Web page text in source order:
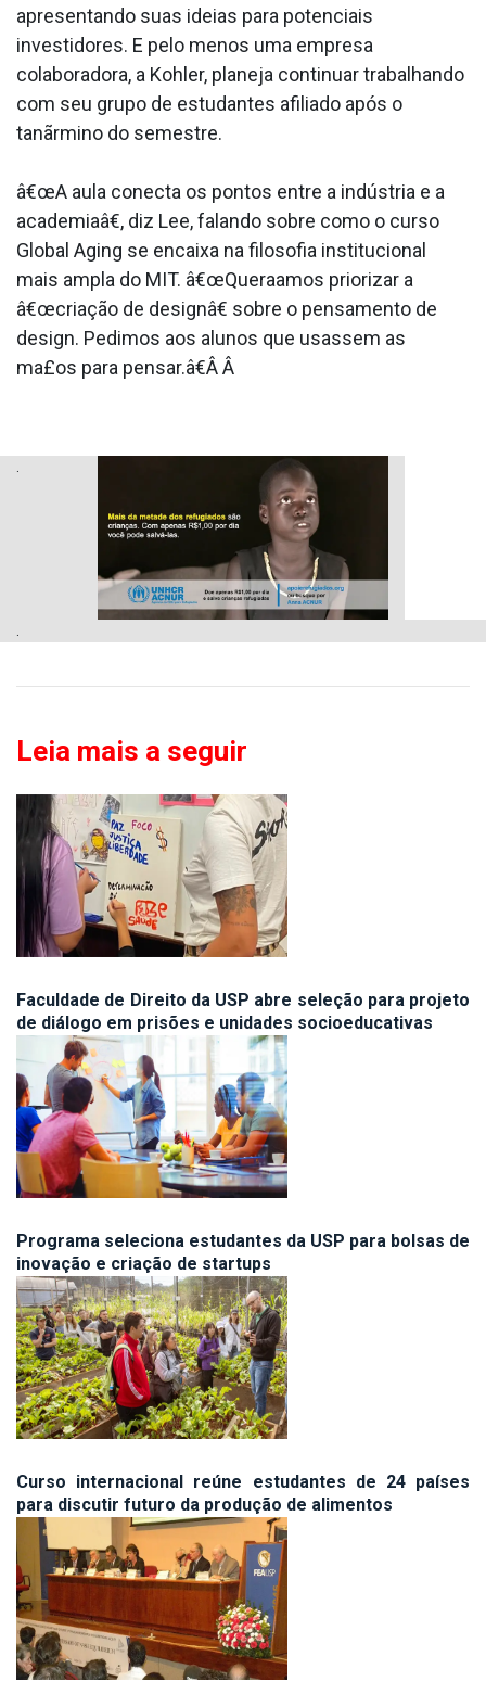
apresentando suas ideias para potenciais
investidores. E pelo menos uma empresa
colaboradora, a Kohler, planeja continuar trabalhando
com seu grupo de estudantes afiliado após o
tanãrmino do semestre.
â€œA aula conecta os pontos entre a indústria e a
academiaâ€, diz Lee, falando sobre como o curso
Global Aging se encaixa na filosofia institucional
mais ampla do MIT. â€œQuera­amos priorizar a
â€œcriação de designâ€ sobre o pensamento de
design. Pedimos aos alunos que usassem as
ma£os para pensar.â€Â Â
.
.
Leia mais a seguir
Faculdade de Direito da USP abre seleção para projeto
de diálogo em prisões e unidades socioeducativas
Programa seleciona estudantes da USP para bolsas de
inovação e criação de startups
Curso internacional reúne estudantes de 24 países
para discutir futuro da produção de alimentos